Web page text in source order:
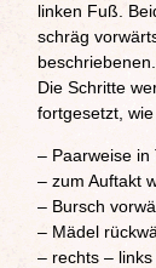
linken Fuß.
schräg
beschriebenen.
Die Schritte
fortgesetzt,
– Paarweise in
– zum Auftakt
– Bursch
– Mädel
– rechts –